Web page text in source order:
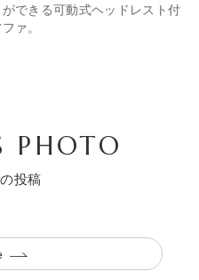
ができる可動式ヘッドレスト付
ァ。
PHOTO
投稿